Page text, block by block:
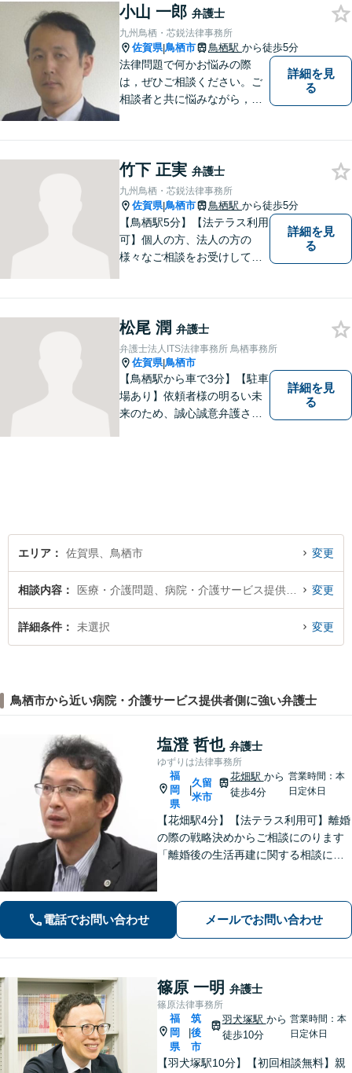
小山 一郎 弁護士
九州鳥栖・芯鋭法律事務所
佐賀県|鳥栖市 鳥栖駅 から徒歩5分
法律問題で何かお悩みの際
は，ぜひご相談ください。ご
相談者と共に悩みながら，い
詳細を見
る
竹下 正実 弁護士
九州鳥栖・芯鋭法律事務所
佐賀県|鳥栖市 鳥栖駅 から徒歩5分
【鳥栖駅5分】【法テラス利用
可】個人の方、法人の方の
様々なご相談をお受けしてお
案いたします。【債務整理・
残業代請求については初回面
談無料】【土日祝・夜間相談
可】
詳細を見
る
松尾 潤 弁護士
弁護士法人ITS法律事務所 鳥栖事務所
佐賀県|鳥栖市
【鳥栖駅から車で3分】【駐車
場あり】依頼者様の明るい未
来のため、誠心誠意弁護させ
詳細を見
る
エリア 佐賀県、鳥栖市 変更
相談内容 変更
詳細条件 未選択 変更
鳥栖市から近い病院・介護サービス提供者側に強い弁護士
塩澄 哲也 弁護士
ゆずりは法律事務所
福
岡
県
久留
米市
花畑駅 から
徒歩4分
営業時間：本
日定休日
【花畑駅4分】【法テラス利用可】離婚
の際の戦略決めからご相談にのります
「離婚後の生活再建に関する相談に対
や立ち退き・明け渡しなどの賃貸トラ
ブル」【顧問契約可】
電話でお問い合わせ メールでお問い合わせ
篠原 一明 弁護士
篠原法律事務所
福
岡
県
筑
後
市
羽犬塚駅 から
徒歩10分
営業時間：本
日定休日
【羽犬塚駅10分】【初回相談無料】親